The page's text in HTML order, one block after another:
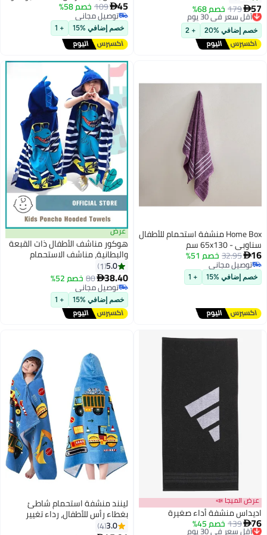
57
179 خصم 68%
أقل سعر في 30 يوم
توصيل مجاني
أقل سعر في 30 يوم
خصم إضافي %20 + 2
ناعمة من الصوف المرجاني للأطفال،
منشفة شاطئ وحمام سباحة ماصة
للأطفال للأولاد والبنات، هدية لحفل
استقبال المولود
45
109 خصم 58%
توصيل مجاني
توصيل مجاني
خصم إضافي %15 + 1
Home Box منشفة استحمام للأطفال
سناوبي - 65x130 سم
16
32.95خصم 51%
توصيل مجاني
توصيل مجاني
خصم إضافي %15 + 1
عرض
هوكور مناشف الأطفال ذات القبعة
والبطانية، مناشف الاستحمام
السريعة للأطفال الصغار، مناشف
الشاطئ والسباحة الجميلة بتصميم
الديناصور والقبعة للأولاد والبنات
والأطفال.
5.0
1
38.40
80 خصم 52%
توصيل مجاني
توصيل مجاني
خصم إضافي %15 + 1
عرض الميجا 📣
اديداس منشفة أداء صغيرة
76
139 خصم 45%
أقل سعر في 30 يوم
لينند منشفة استحمام شاطئ
بغطاء رأس للأطفال، رداء تغيير
ملابس الأطفال الصغار من القطن
3.0
4